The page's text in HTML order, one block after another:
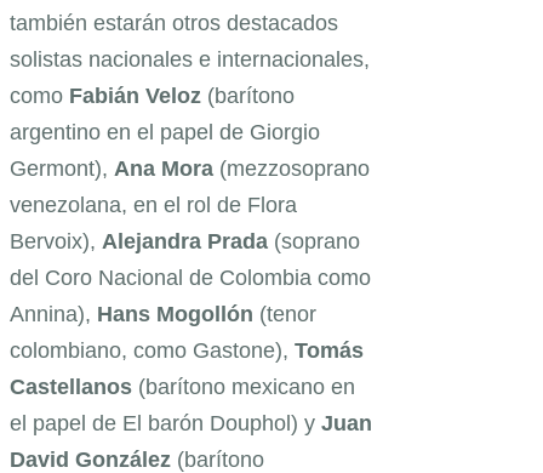
también estarán otros destacados
solistas nacionales e internacionales,
como Fabián Veloz (barítono
argentino en el papel de Giorgio
Germont), Ana Mora (mezzosoprano
venezolana, en el rol de Flora
Bervoix), Alejandra Prada (soprano
del Coro Nacional de Colombia como
Annina), Hans Mogollón (tenor
colombiano, como Gastone), Tomás
Castellanos (barítono mexicano en
el papel de El barón Douphol) y Juan
David González (barítono